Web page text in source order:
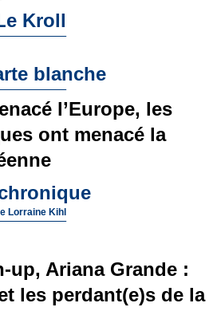
Kroll
blanche
l’Europe, les
ont menacé la
Lorraine Kihl
up, Ariana Grande :
les perdant(e)s de la